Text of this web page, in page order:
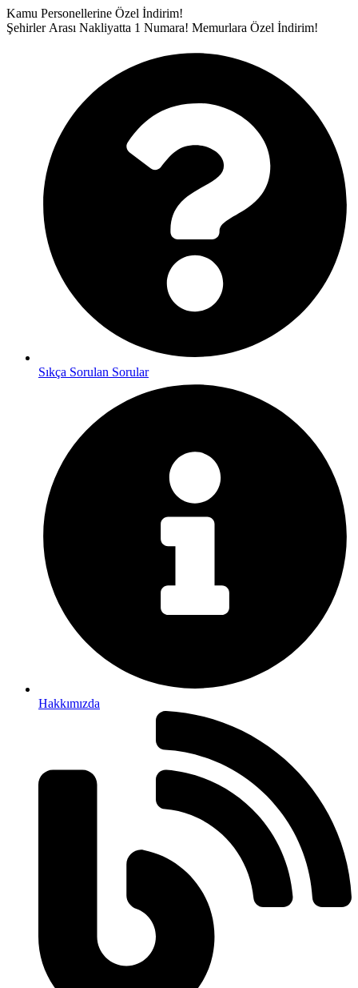
İçeriğe
atla
Kamu Personellerine Özel İndirim!
Şehirler Arası Nakliyatta 1 Numara! Memurlara Özel İndirim!
Sıkça Sorulan Sorular
Hakkımızda